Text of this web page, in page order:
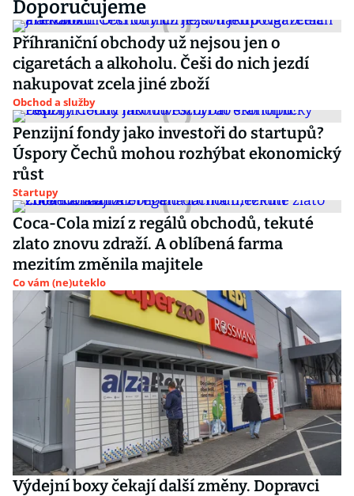
Doporučujeme
Příhraniční obchody už nejsou jen o
cigaretách a alkoholu. Češi do nich jezdí
nakupovat zcela jiné zboží
Obchod a služby
Penzijní fondy jako investoři do startupů?
Úspory Čechů mohou rozhýbat ekonomický
růst
Startupy
Coca-Cola mizí z regálů obchodů, tekuté
zlato znovu zdraží. A oblíbená farma
mezitím změnila majitele
Co vám (ne)uteklo
Výdejní boxy čekají další změny. Dopravci